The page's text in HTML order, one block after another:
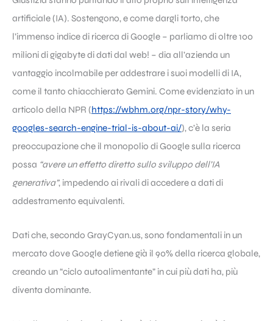
artificiale (IA). Sostengono, e come dargli torto, che
l’immenso indice di ricerca di Google – parliamo di oltre 100
milioni di gigabyte di dati dal web! – dia all’azienda un
vantaggio incolmabile per addestrare i suoi modelli di IA,
come il tanto chiacchierato Gemini. Come evidenziato in un
articolo della NPR (https://wbhm.org/npr-story/why-
googles-search-engine-trial-is-about-ai/), c’è la seria
preoccupazione che il monopolio di Google sulla ricerca
possa “avere un effetto diretto sullo sviluppo dell’IA
generativa”, impedendo ai rivali di accedere a dati di
addestramento equivalenti.
Dati che, secondo GrayCyan.us, sono fondamentali in un
mercato dove Google detiene già il 90% della ricerca globale,
creando un “ciclo autoalimentante” in cui più dati ha, più
diventa dominante.